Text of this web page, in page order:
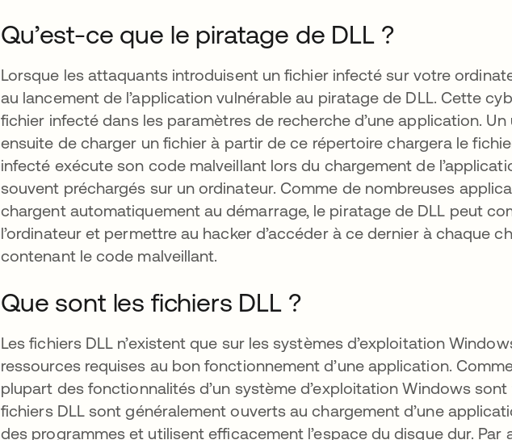
Qu’est-ce que le piratage de DLL ?
Lorsque les attaquants introduisent un fichier infecté sur votre
au lancement de l’application vulnérable au piratage de DLL. Cette
fichier infecté dans les paramètres de recherche d’une application.
ensuite de charger un fichier à partir de ce répertoire chargera le
infecté exécute son code malveillant lors du chargement de
souvent préchargés sur un ordinateur. Comme de nombreuses
chargent automatiquement au démarrage, le piratage de DLL peut
l’ordinateur et permettre au hacker d’accéder à ce dernier à chaque
contenant le code malveillant.
Que sont les fichiers DLL ?
Les fichiers DLL n’existent que sur les systèmes d’exploitation
ressources requises au bon fonctionnement d’une application.
plupart des fonctionnalités d’un système d’exploitation Windows sont
fichiers DLL sont généralement ouverts au chargement d’une
des programmes et utilisent efficacement l’espace du disque dur. Par